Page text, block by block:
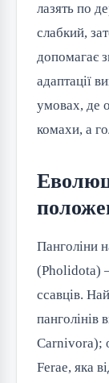
лазять по
слабкий,
допомагає
адаптації
умовах, де
комахи, а
Панголіни
(Pholidota)
ссавців.
панголінів
Carnivora);
Ferae, яка